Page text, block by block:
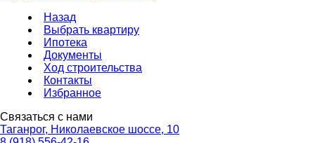
Назад
Выбрать квартиру
Ипотека
Документы
Ход строительства
Контакты
Избранное
Связаться с нами
Таганрог, Николаевское шоссе, 10